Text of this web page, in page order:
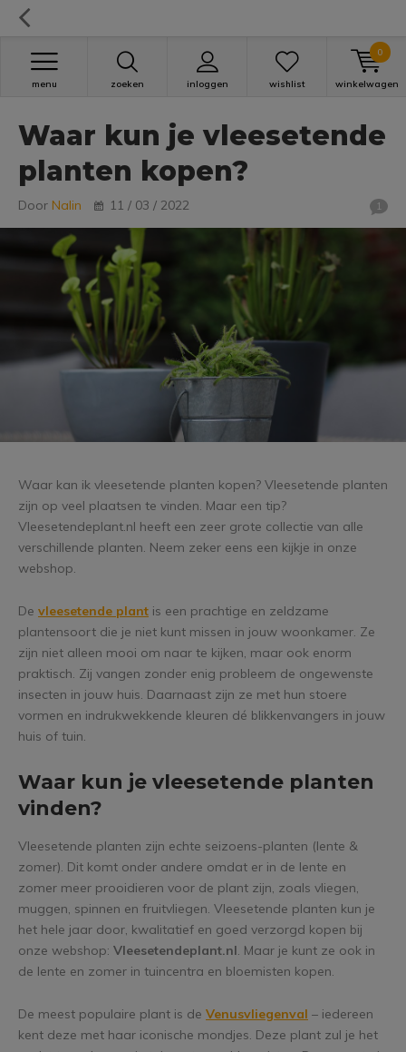
zoeken inloggen
menu wishlist winkelwagen
0
Waar kun je vleesetende
planten kopen?
Door Nalin 11 / 03 / 2022 1
Waar kan ik vleesetende planten kopen? Vleesetende planten
zijn op veel plaatsen te vinden. Maar een tip?
Vleesetendeplant.nl heeft een zeer grote collectie van alle
verschillende planten. Neem zeker eens een kijkje in onze
webshop.
De vleesetende plant is een prachtige en zeldzame
plantensoort die je niet kunt missen in jouw woonkamer. Ze
zijn niet alleen mooi om naar te kijken, maar ook enorm
praktisch. Zij vangen zonder enig probleem de ongewenste
insecten in jouw huis. Daarnaast zijn ze met hun stoere
vormen en indrukwekkende kleuren dé blikkenvangers in jouw
huis of tuin.
Waar kun je vleesetende planten
vinden?
Vleesetende planten zijn echte seizoens-planten (lente &
zomer). Dit komt onder andere omdat er in de lente en
zomer meer prooidieren voor de plant zijn, zoals vliegen,
muggen, spinnen en fruitvliegen. Vleesetende planten kun je
het hele jaar door, kwalitatief en goed verzorgd kopen bij
onze webshop: Vleesetendeplant.nl. Maar je kunt ze ook in
de lente en zomer in tuincentra en bloemisten kopen.
De meest populaire plant is de Venusvliegenval – iedereen
kent deze met haar iconische mondjes. Deze plant zul je het